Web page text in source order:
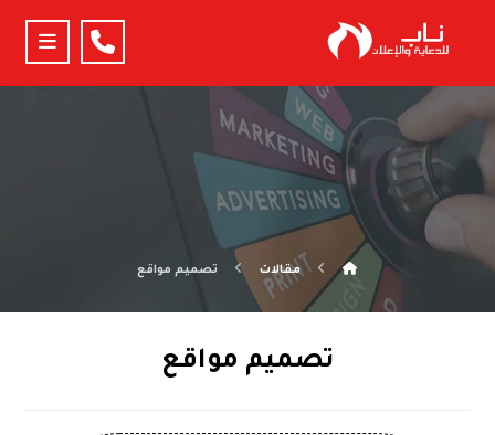
مقالات تصميم مواقع
تصميم مواقع